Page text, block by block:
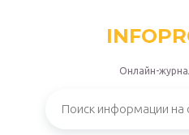
Онлайн-